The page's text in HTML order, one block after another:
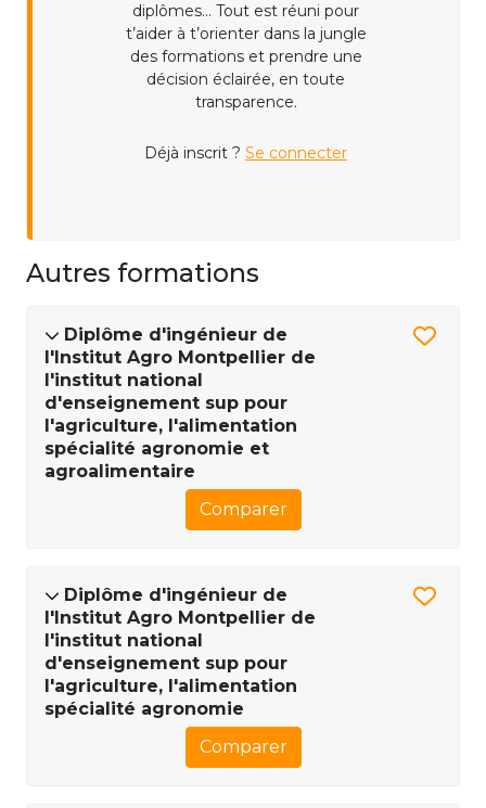
diplômes... Tout est réuni pour
t’aider à t’orienter dans la jungle
des formations et prendre une
décision éclairée, en toute
transparence.
Déjà inscrit ? Se connecter
Autres formations
Diplôme d'ingénieur de
l'Institut Agro Montpellier de
l'institut national
d'enseignement sup pour
l'agriculture, l'alimentation
spécialité agronomie et
agroalimentaire
Comparer
Diplôme d'ingénieur de
l'Institut Agro Montpellier de
l'institut national
d'enseignement sup pour
l'agriculture, l'alimentation
spécialité agronomie
Comparer